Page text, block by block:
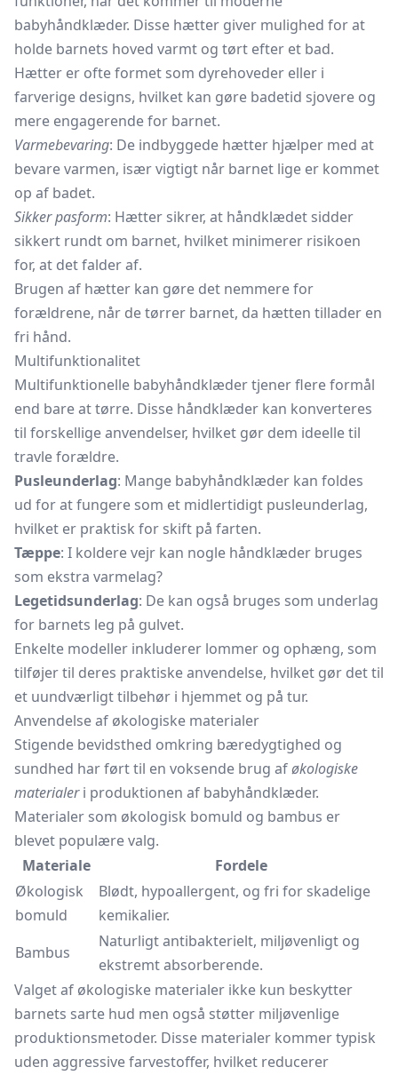
babyhåndklæder. Disse hætter giver mulighed for at
holde barnets hoved varmt og tørt efter et bad.
Hætter er ofte formet som dyrehoveder eller i
farverige designs, hvilket kan gøre badetid sjovere og
mere engagerende for barnet.
Varmebevaring: De indbyggede hætter hjælper med at
bevare varmen, især vigtigt når barnet lige er kommet
op af badet.
Sikker pasform: Hætter sikrer, at håndklædet sidder
sikkert rundt om barnet, hvilket minimerer risikoen
for, at det falder af.
Brugen af hætter kan gøre det nemmere for
forældrene, når de tørrer barnet, da hætten tillader en
fri hånd.
Multifunktionalitet
Multifunktionelle babyhåndklæder tjener flere formål
end bare at tørre. Disse håndklæder kan konverteres
til forskellige anvendelser, hvilket gør dem ideelle til
travle forældre.
Pusleunderlag: Mange babyhåndklæder kan foldes
ud for at fungere som et midlertidigt pusleunderlag,
hvilket er praktisk for skift på farten.
Tæppe: I koldere vejr kan nogle håndklæder bruges
som ekstra varmelag?
Legetidsunderlag: De kan også bruges som underlag
for barnets leg på gulvet.
Enkelte modeller inkluderer lommer og ophæng, som
tilføjer til deres praktiske anvendelse, hvilket gør det til
et uundværligt tilbehør i hjemmet og på tur.
Anvendelse af økologiske materialer
Stigende bevidsthed omkring bæredygtighed og
sundhed har ført til en voksende brug aføkologiske
materialeri produktionen af babyhåndklæder.
Materialer som økologisk bomuld og bambus er
blevet populære valg.
Materiale
Fordele
Økologisk
bomuld
Blødt, hypoallergent, og fri for skadelige
kemikalier.
Bambus
Naturligt antibakterielt, miljøvenligt og
ekstremt absorberende.
Valget af økologiske materialer ikke kun beskytter
barnets sarte hud men også støtter miljøvenlige
produktionsmetoder. Disse materialer kommer typisk
uden aggressive farvestoffer, hvilket reducerer